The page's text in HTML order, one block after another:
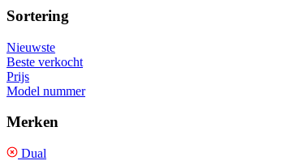
Sortering
Nieuwste
Beste verkocht
Prijs
Model nummer
Merken
Dual